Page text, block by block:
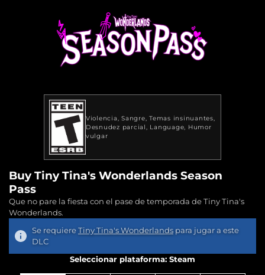
Violencia Sangre Temas insinuantes
Desnudez parcial
Language Humor
vulgar
Buy Tiny Tina's Wonderlands Season
Pass
Que no pare la fiesta con el pase de temporada de Tiny Tina's
Wonderlands.
Se requiereTiny Tina's Wonderlandspara jugar a este
DLC
Seleccionar plataforma: Steam